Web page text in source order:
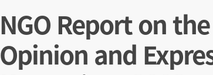
NGO Report on
Opinion and